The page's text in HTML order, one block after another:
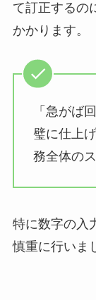
て訂正するの
かかります。
「急がば
璧に仕上
務全体の
特に数字の入
慎重に行いま